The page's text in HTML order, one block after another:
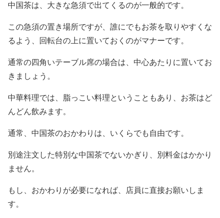
中国茶は、大きな急須で出てくるのが一般的です。
この急須の置き場所ですが、誰にでもお茶を取りやすくな
るよう、回転台の上に置いておくのがマナーです。
通常の四角いテーブル席の場合は、中心あたりに置いてお
きましょう。
中華料理では、脂っこい料理ということもあり、お茶はど
んどん飲みます。
通常、中国茶のおかわりは、いくらでも自由です。
別途注文した特別な中国茶でないかぎり、別料金はかかり
ません。
もし、おかわりが必要になれば、店員に直接お願いしま
す。